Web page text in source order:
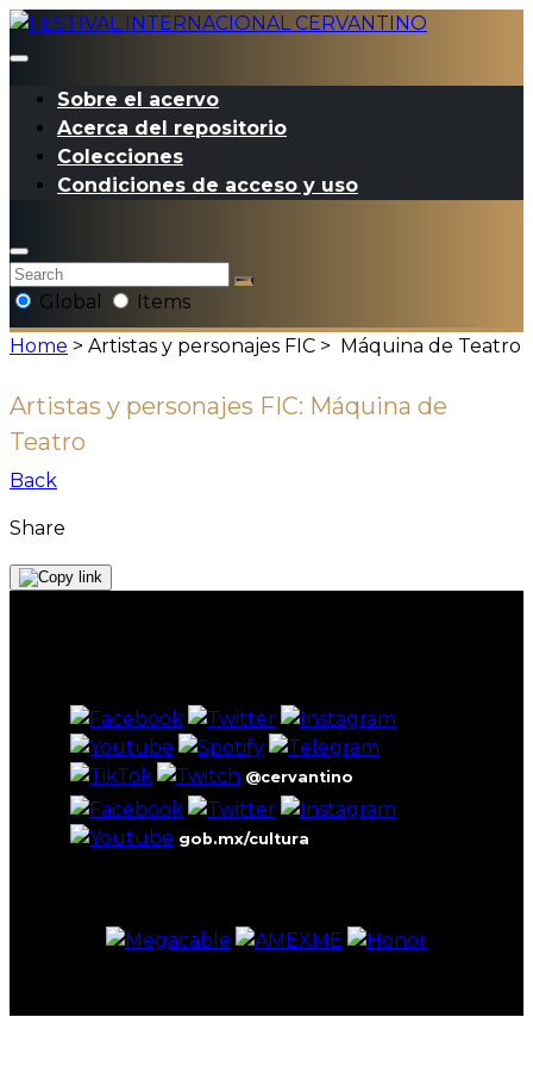
Sobre el acervo
Acerca del repositorio
Colecciones
Condiciones de acceso y uso
Global
Items
Home > Artistas y personajes FIC > Máquina de Teatro
Artistas y personajes FIC: Máquina de
Teatro
Back
Share
@cervantino
gob.mx/cultura